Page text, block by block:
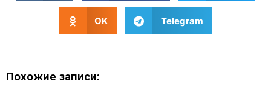
OK Telegram
Похожие записи: